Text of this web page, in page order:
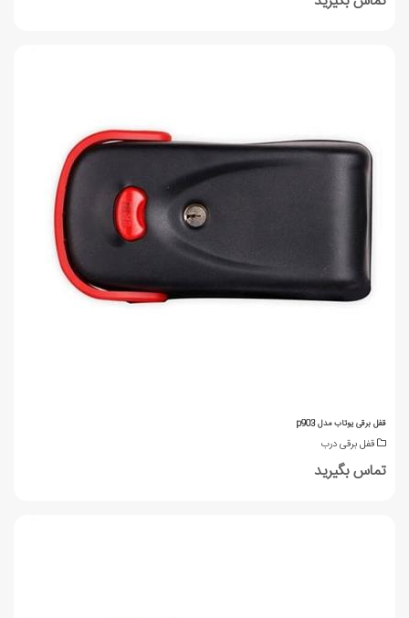
قفل برقی یوتاب مدل p903
قفل برقی درب
تماس بگیرید